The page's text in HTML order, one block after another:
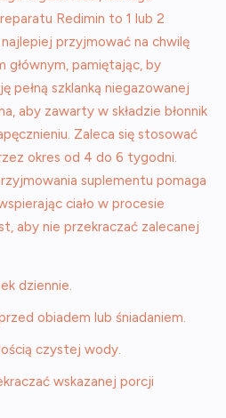
Redimin to 1 lub 2
przyjmować na chwilę
głównym, pamiętając, by
pełną szklanką niegazowanej
aby zawarty w składzie błonnik
Zaleca się stosować
okres od 4 do 6 tygodni.
suplementu pomaga
ciało w procesie
aby nie przekraczać zalecanej
dziennie.
obiadem lub śniadaniem.
czystej wody.
wskazanej porcji